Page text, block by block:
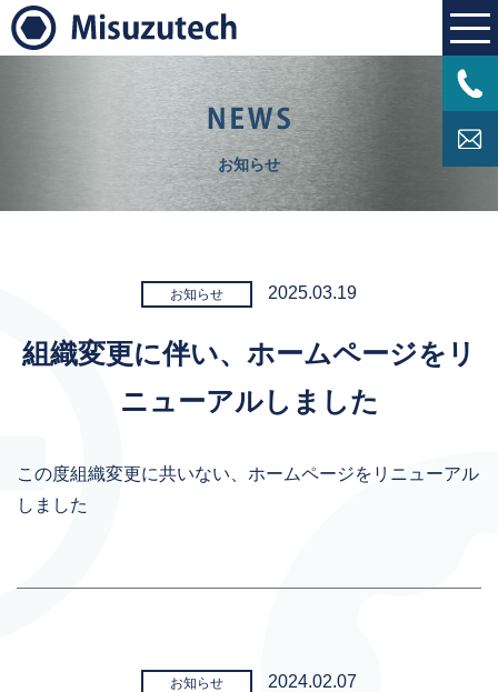
お知らせ
お知らせ 2025.03.19
組織変更に伴い、ホームページをリ
ニューアルしました
この度組織変更に共いない、ホームページをリニューアル
しました
お知らせ 2024.02.07